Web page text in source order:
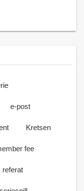
e-post
Kretsen
fee
referat